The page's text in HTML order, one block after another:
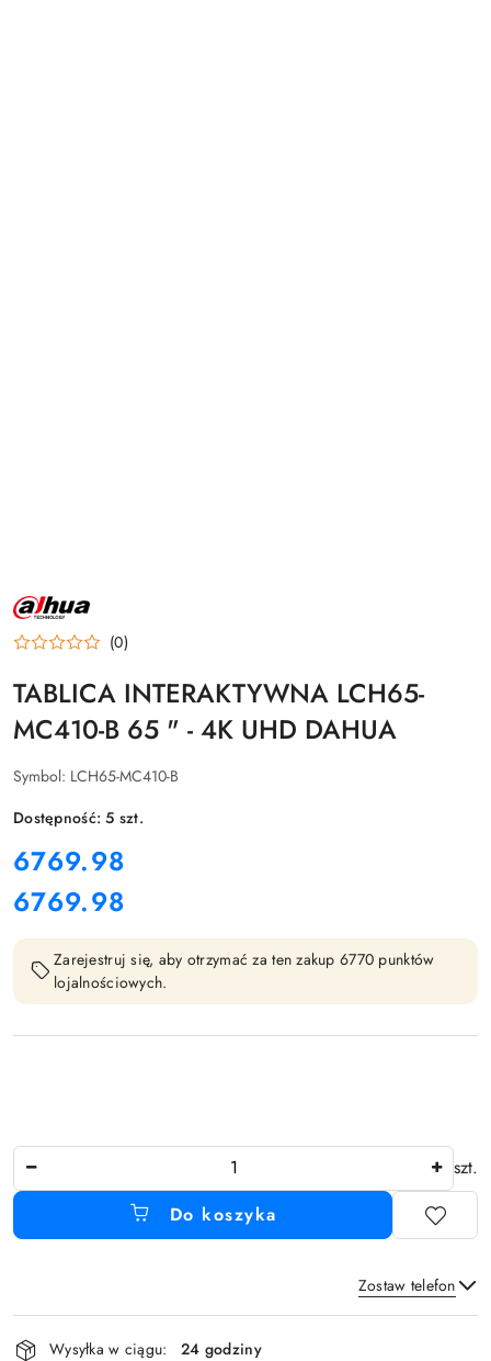
NAZWA
PRODUCENTA:
DAHUA (0)
TABLICA INTERAKTYWNA LCH65-
MC410-B 65 " - 4K UHD DAHUA
Symbol: LCH65-MC410-B
Dostępność:5 szt.
cena:
6769.98
Cena:
6769.98
Zarejestruj się, aby otrzymać za ten zakup 6770 punktów
lojalnościowych.
szt.
Do koszyka
Zostaw telefon
Dostępność
Wysyłka w ciągu: 24 godziny